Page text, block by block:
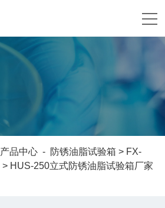
产品中心 - 防锈油脂试验箱 > FX-
> HUS-250立式防锈油脂试验箱厂家